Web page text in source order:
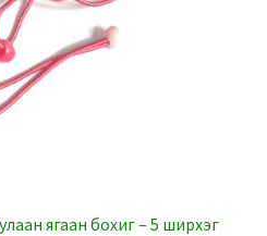
ягаан бохиг – 5 ширхэг